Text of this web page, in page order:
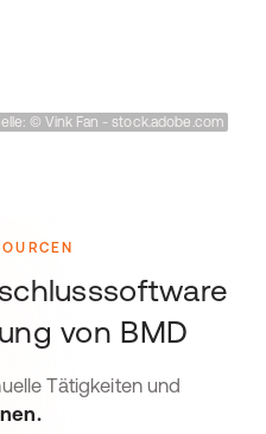
© Vink Fan - stock.adobe.com
von BMD
Tätigkeiten und